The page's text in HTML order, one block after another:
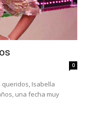
0
Isabella
una fecha muy